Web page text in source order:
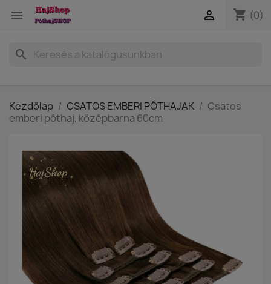
 shopping_cart (0)

search
Kezdőlap CSATOS EMBERI PÓTHAJAK
Csatos
emberi póthaj, középbarna 60cm